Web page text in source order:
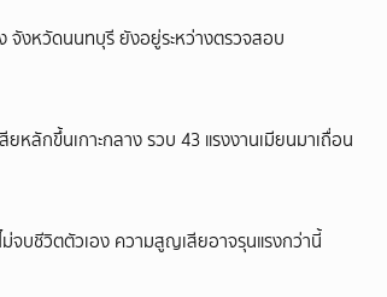
จังหวัดนนทบุรี ยังอยู่ระหว่างตรวจสอบ
ลักขึ้นเกาะกลาง รวบ 43 แรงงานเมียนมาเถื่อน
ม่จบชีวิตตัวเอง ความสูญเสียอาจรุนแรงกว่านี้